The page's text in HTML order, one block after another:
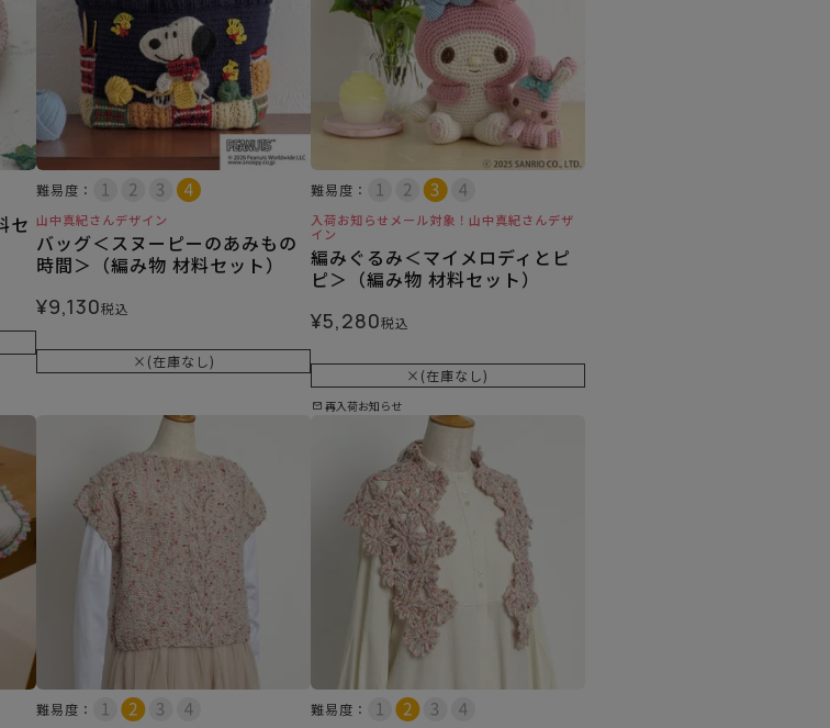
セ
難易度：
山中真紀さんデザイン
バッグ＜スヌーピーのあみもの
時間＞（編み物 材料セット）
¥9,130税込
×(在庫なし)
難易度：
入荷お知らせメール対象！山中真紀さんデザ
イン
編みぐるみ＜マイメロディとピ
ピ＞（編み物 材料セット）
¥5,280税込
×(在庫なし)
再入荷お知らせ
難易度： 難易度：